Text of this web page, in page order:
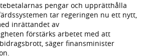
pengar och upprätthålla
tar regeringen nu ett nytt,
inrättandet av
förstärks arbetet med att
säger finansminister